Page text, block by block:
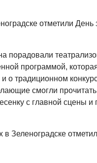
отметили День
порадовали
программой,
о традиционном
смогли прочитать
с главной сцены и
Зеленоградске